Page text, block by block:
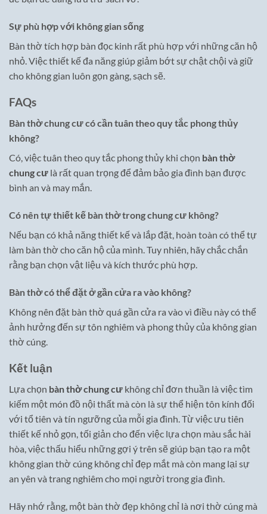
Sự phù hợp với không gian sống
Bàn thờ tích hợp bàn đọc kinh rất phù hợp với những căn hộ
nhỏ. Việc thiết kế đa năng giúp giảm bớt sự chật chội và giữ
cho không gian luôn gọn gàng, sạch sẽ.
FAQs
Bàn thờ chung cư có cần tuân theo quy tắc phong thủy
không?
Có, việc tuân theo quy tắc phong thủy khi chọn bàn thờ
chung cư là rất quan trọng để đảm bảo gia đình bạn được
bình an và may mắn.
Có nên tự thiết kế bàn thờ trong chung cư không?
Nếu bạn có khả năng thiết kế và lắp đặt, hoàn toàn có thể tự
làm bàn thờ cho căn hộ của mình. Tuy nhiên, hãy chắc chắn
rằng bạn chọn vật liệu và kích thước phù hợp.
Bàn thờ có thể đặt ở gần cửa ra vào không?
Không nên đặt bàn thờ quá gần cửa ra vào vì điều này có thể
ảnh hưởng đến sự tôn nghiêm và phong thủy của không gian
thờ cúng.
Kết luận
Lựa chọn bàn thờ chung cư không chỉ đơn thuần là việc tìm
kiếm một món đồ nội thất mà còn là sự thể hiện tôn kính đối
với tổ tiên và tín ngưỡng của mỗi gia đình. Từ việc ưu tiên
thiết kế nhỏ gọn, tối giản cho đến việc lựa chọn màu sắc hài
hòa, việc thấu hiểu những gợi ý trên sẽ giúp bạn tạo ra một
không gian thờ cúng không chỉ đẹp mắt mà còn mang lại sự
an yên và trang nghiêm cho mọi người trong gia đình.
Hãy nhớ rằng, một bàn thờ đẹp không chỉ là nơi thờ cúng mà